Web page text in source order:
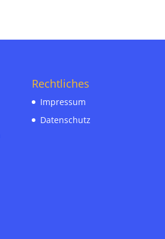
Rechtliches
Impressum
Datenschutz